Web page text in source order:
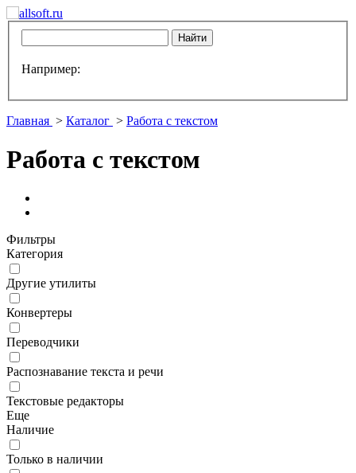
Например:
Главная > Каталог > Работа с текстом
Работа с текстом
Фильтры
Категория
Другие утилиты
Конвертеры
Переводчики
Распознавание текста и речи
Текстовые редакторы
Еще
Наличие
Только в наличии